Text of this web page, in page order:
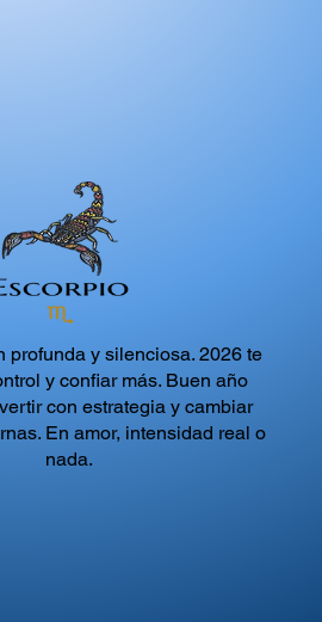
profunda y silenciosa. 2026 te
y confiar más. Buen año
con estrategia y cambiar
En amor, intensidad real o
nada.